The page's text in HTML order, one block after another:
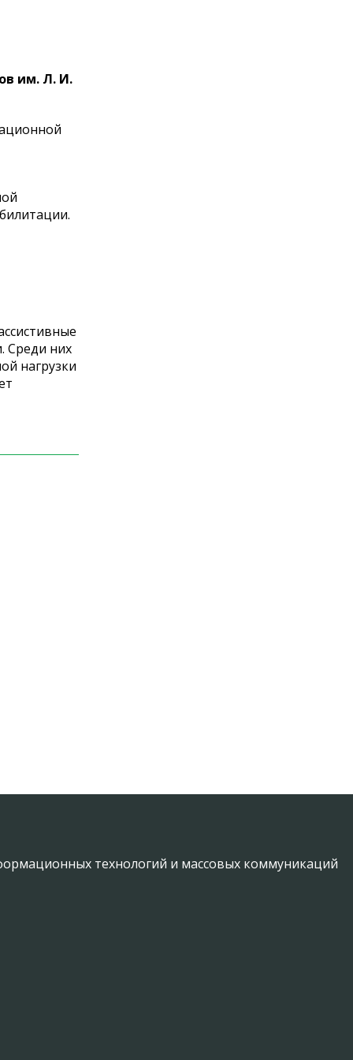
им. Л. И.
Среди них
нагрузки
технологий и массовых коммуникаций